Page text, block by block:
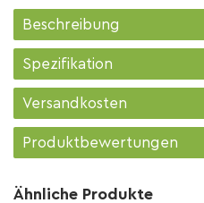
Beschreibung
Spezifikation
Versandkosten
Produktbewertungen
Ähnliche Produkte